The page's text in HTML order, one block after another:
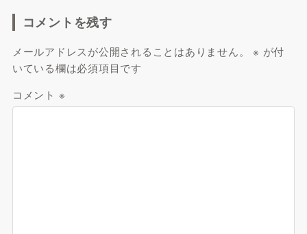
コメントを残す
メールアドレスが公開されることはありません。 ※ が付
いている欄は必須項目です
コメント ※